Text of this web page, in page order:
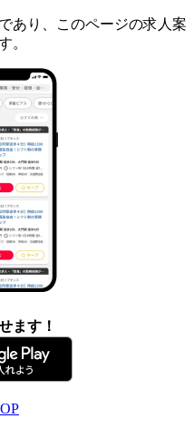
あり、このページの求人案
。
ます！